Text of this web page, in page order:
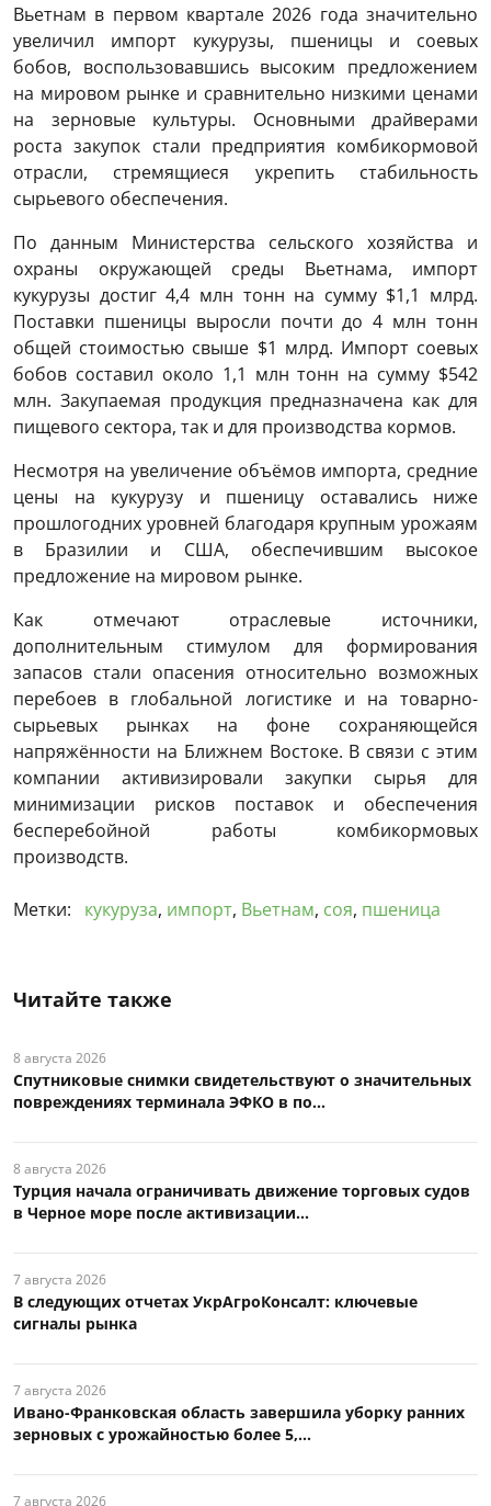
Вьетнам в первом квартале 2026 года значительно
увеличил импорт кукурузы, пшеницы и соевых
бобов, воспользовавшись высоким предложением
на мировом рынке и сравнительно низкими ценами
на зерновые культуры. Основными драйверами
роста закупок стали предприятия комбикормовой
отрасли, стремящиеся укрепить стабильность
сырьевого обеспечения.
По данным Министерства сельского хозяйства и
охраны окружающей среды Вьетнама, импорт
кукурузы достиг 4,4 млн тонн на сумму $1,1 млрд.
Поставки пшеницы выросли почти до 4 млн тонн
общей стоимостью свыше $1 млрд. Импорт соевых
бобов составил около 1,1 млн тонн на сумму $542
млн. Закупаемая продукция предназначена как для
пищевого сектора, так и для производства кормов.
Несмотря на увеличение объёмов импорта, средние
цены на кукурузу и пшеницу оставались ниже
прошлогодних уровней благодаря крупным урожаям
в Бразилии и США, обеспечившим высокое
предложение на мировом рынке.
Как отмечают отраслевые источники,
дополнительным стимулом для формирования
запасов стали опасения относительно возможных
перебоев в глобальной логистике и на товарно-
сырьевых рынках на фоне сохраняющейся
напряжённости на Ближнем Востоке. В связи с этим
компании активизировали закупки сырья для
минимизации рисков поставок и обеспечения
бесперебойной работы комбикормовых
производств.
Метки: кукуруза, импорт, Вьетнам, соя, пшеница
Читайте также
8 августа 2026
Спутниковые снимки свидетельствуют о значительных
повреждениях терминала ЭФКО в по...
8 августа 2026
Турция начала ограничивать движение торговых судов
в Черное море после активизации...
7 августа 2026
В следующих отчетах УкрАгроКонсалт: ключевые
сигналы рынка
7 августа 2026
Ивано-Франковская область завершила уборку ранних
зерновых с урожайностью более 5,...
7 августа 2026